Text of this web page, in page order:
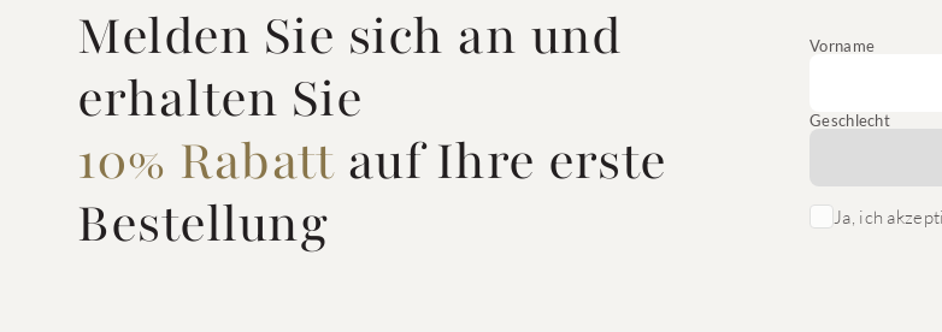
Melden Sie sich an und
erhalten Sie
10% Rabattauf Ihre erste
Bestellung
Vorname
Geschlecht
Ja, ich